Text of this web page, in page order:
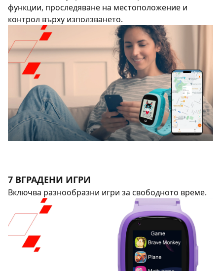
функции, проследяване на местоположение и
контрол върху използването.
7 ВГРАДЕНИ ИГРИ
Включва разнообразни игри за свободното време.